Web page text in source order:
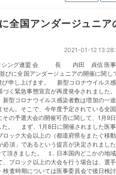
全国アンダージュニア
2021-01-12
クシング連盟 会 長 内田 貞信 医
に全国アンダージュニアの開催に関
申し上げます。 新型コロナウイルス
く緊急事態宣言が再度発令されました
型コロナウイルス感染者数は増加の一
ん。そこで、今年度予定されている全
の予選大会の開催可否に関して、1月9
た。 まず、1月8日に開催されました医
ック大会以上の（都道府県をまたぐ移
須」であるという提言が決定されまし
頂きました。 １. 日本国内どこかの地
ブロック以上の大会を行う場合は、選
査時期については医事委員会で後日検